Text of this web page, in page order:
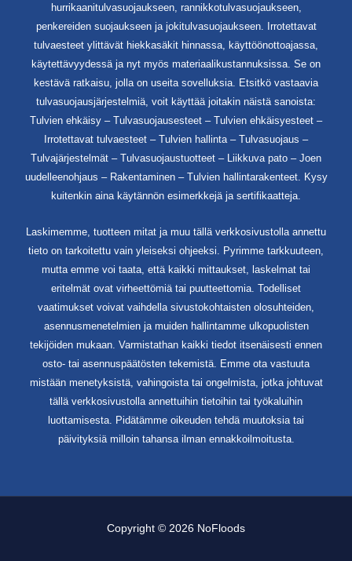
hurrikaanitulvasuojaukseen, rannikkotulvasuojaukseen,
penkereiden suojaukseen ja jokitulvasuojaukseen. Irrotettavat
tulvaesteet ylittävät hiekkasäkit hinnassa, käyttöönottoajassa,
käytettävyydessä ja nyt myös materiaalikustannuksissa. Se on
kestävä ratkaisu, jolla on useita sovelluksia. Etsitkö vastaavia
tulvasuojausjärjestelmiä, voit käyttää joitakin näistä sanoista:
Tulvien ehkäisy – Tulvasuojausesteet – Tulvien ehkäisyesteet –
Irrotettavat tulvaesteet – Tulvien hallinta – Tulvasuojaus –
Tulvajärjestelmät – Tulvasuojaustuotteet – Liikkuva pato – Joen
uudelleenohjaus – Rakentaminen – Tulvien hallintarakenteet. Kysy
kuitenkin aina käytännön esimerkkejä ja sertifikaatteja.
Laskimemme, tuotteen mitat ja muu tällä verkkosivustolla annettu
tieto on tarkoitettu vain yleiseksi ohjeeksi. Pyrimme tarkkuuteen,
mutta emme voi taata, että kaikki mittaukset, laskelmat tai
eritelmät ovat virheettömiä tai puutteettomia. Todelliset
vaatimukset voivat vaihdella sivustokohtaisten olosuhteiden,
asennusmenetelmien ja muiden hallintamme ulkopuolisten
tekijöiden mukaan. Varmistathan kaikki tiedot itsenäisesti ennen
osto- tai asennuspäätösten tekemistä. Emme ota vastuuta
mistään menetyksistä, vahingoista tai ongelmista, jotka johtuvat
tällä verkkosivustolla annettuihin tietoihin tai työkaluihin
luottamisesta. Pidätämme oikeuden tehdä muutoksia tai
päivityksiä milloin tahansa ilman ennakkoilmoitusta.
Copyright © 2026 NoFloods